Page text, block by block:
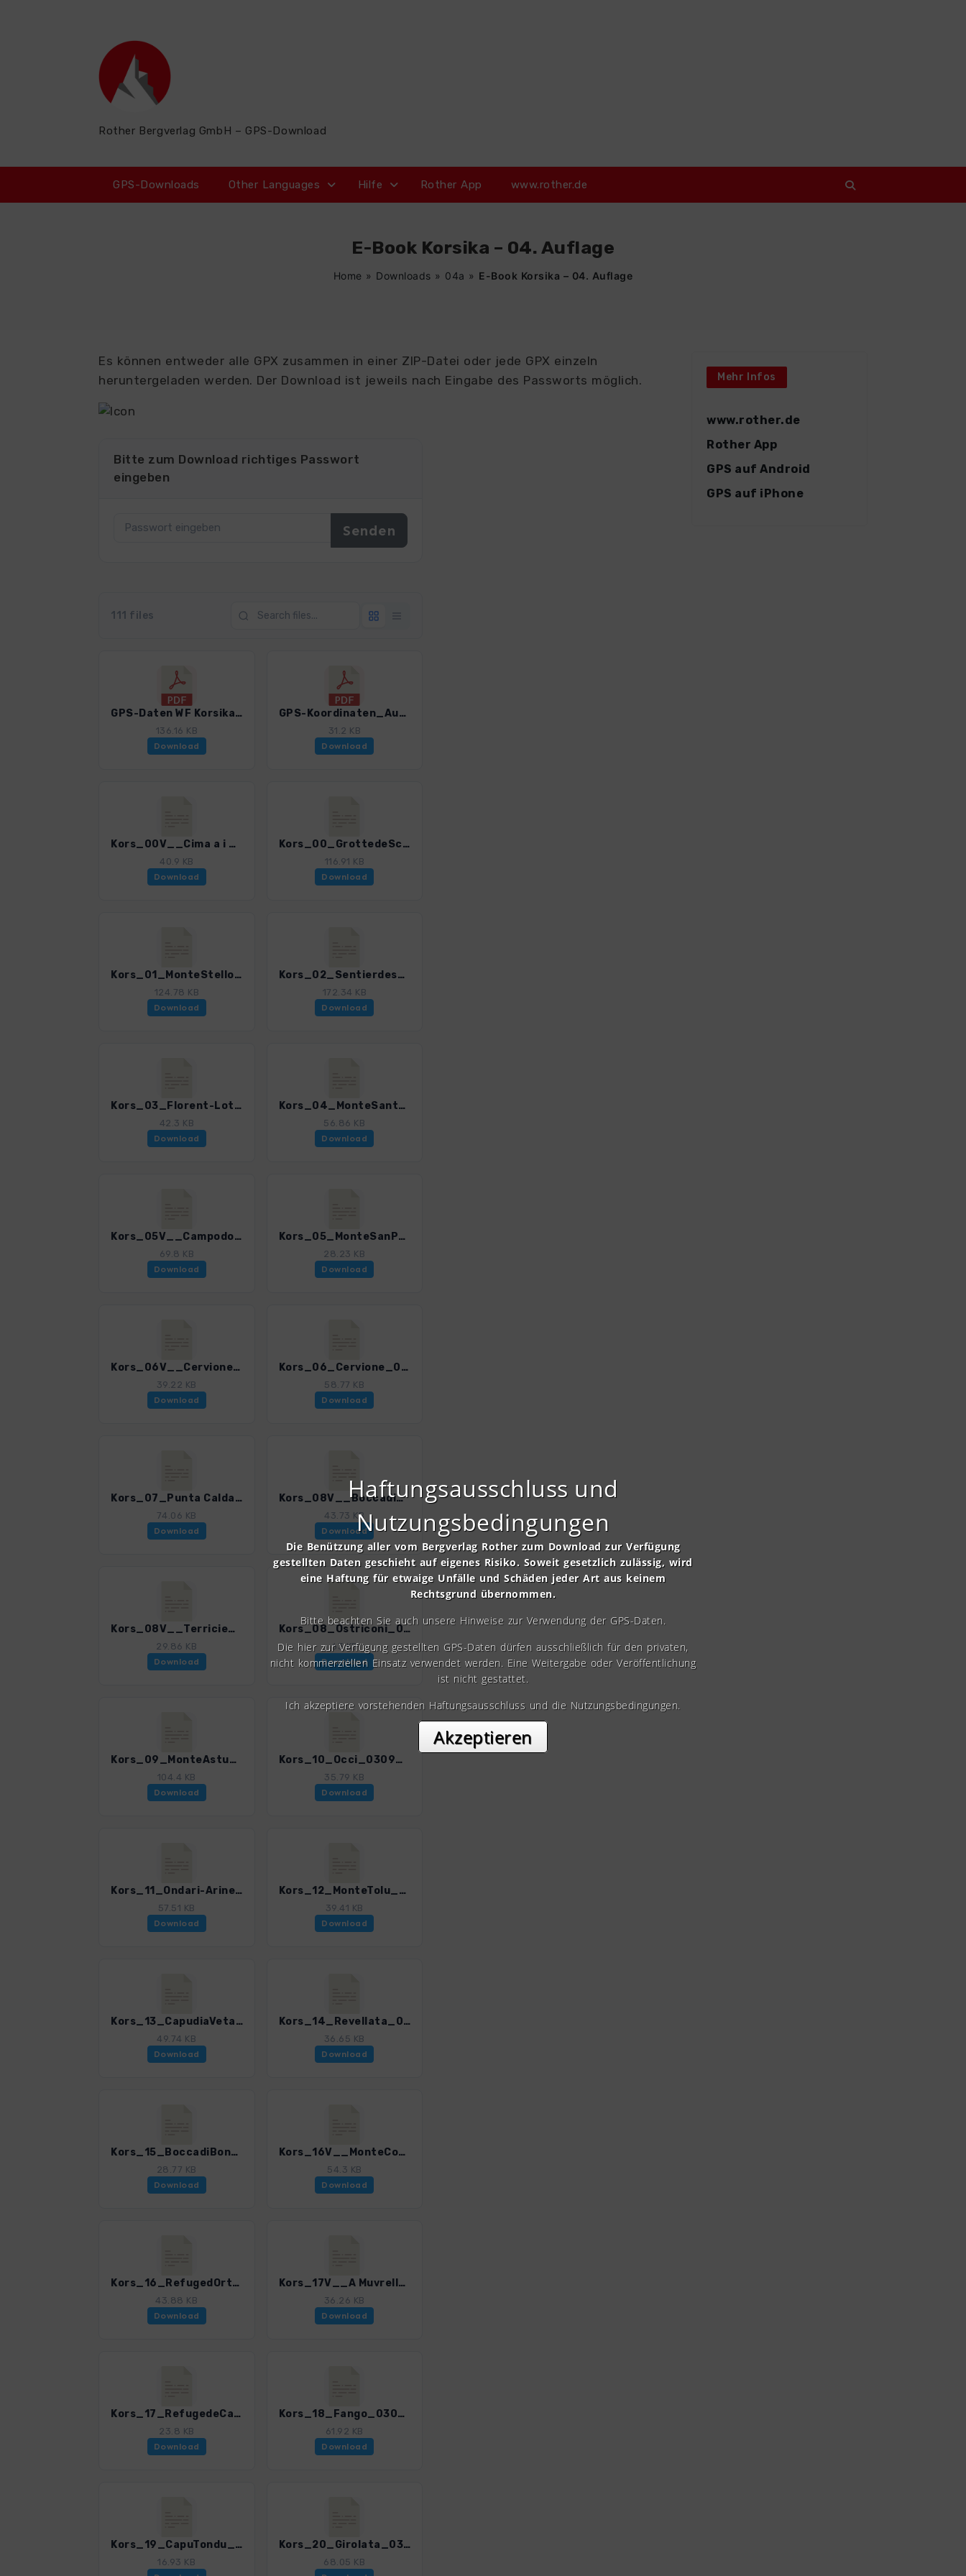
Rother Bergverlag GmbH – GPS-Download
GPS-Downloads Other Languages Hilfe Rother App www.rother.de
E-Book Korsika – 04. Auflage
Home » Downloads » 04a » E-Book Korsika – 04. Auflage
Es können entweder alle GPX zusammen in einer ZIP-Datei oder jede GPX einzeln
heruntergeladen werden. Der Download ist jeweils nach Eingabe des Passworts möglich.
Bitte zum Download richtiges Passwort
eingeben
111 files
GPS-Daten WF Korsika - Haftungsausschluss, Nutzungsbedingungen und Hinweise_0309_4.pdf
136.16 KB
Download
GPS-Koordinaten_Ausgangspunkte_WF_Korsika_0309_4.pdf
31.2 KB
Download
Kors_00V__Cima a i Mori_0309_4.gpx
40.9 KB
Download
Kors_00_GrottedeScaffa_0309_4.gpx
116.91 KB
Download
Kors_01_MonteStello_0309_4.gpx
124.78 KB
Download
Kors_02_SentierdesDouaniers_0309_4.gpx
172.34 KB
Download
Kors_03_Florent-Loto_0309_4.gpx
42.3 KB
Download
Kors_04_MonteSantAngelu_0309_4.gpx
56.86 KB
Download
Kors_05V__Campodonico-MonteSanPetrone_0309_4.gpx
69.8 KB
Download
Kors_05_MonteSanPetrone_0309_4.gpx
28.23 KB
Download
Kors_06V__Cervione_0309_4.gpx
39.22 KB
Download
Kors_06_Cervione_0309_4.gpx
58.77 KB
Download
Kors_07_Punta Caldane_0309_4.gpx
74.06 KB
Download
Kors_08V__BoccadiMercuriu_0309_4.gpx
43.73 KB
Download
Kors_08V__Terricie_0309_4.gpx
29.86 KB
Download
Kors_08_Ostriconi_0309_4.gpx
63 KB
Download
Kors_09_MonteAstu_0309_4.gpx
104.4 KB
Download
Kors_10_Occi_0309_4.gpx
35.79 KB
Download
Kors_11_Ondari-Arinella-Lumio-Algajola_0309_4.gpx
57.51 KB
Download
Kors_12_MonteTolu_0309_4.gpx
39.41 KB
Download
Kors_13_CapudiaVeta_0309_4.gpx
49.74 KB
Download
Kors_14_Revellata_0309_4.gpx
36.65 KB
Download
Kors_15_BoccadiBonassa_0309_4.gpx
28.77 KB
Download
Kors_16V__MonteCorona_0309_4.gpx
54.3 KB
Download
Kors_16_RefugedOrtu_0309_4.gpx
43.88 KB
Download
Kors_17V__A Muvrella_0309_4.gpx
36.26 KB
Download
Kors_17_RefugedeCarrozzu_0309_4.gpx
23.8 KB
Download
Kors_18_Fango_0309_4.gpx
61.92 KB
Download
Kors_19_CapuTondu_0309_4.gpx
16.93 KB
Kors_20_Girolata_0309_4.gpx
68.05 KB
Mehr Infos
www.rother.de
Rother App
GPS auf Android
GPS auf iPhone
Haftungsausschluss und
Nutzungsbedingungen
Die Benützung aller vom Bergverlag Rother zum Download zur Verfügung
gestellten Daten geschieht auf eigenes Risiko. Soweit gesetzlich zulässig, wird
eine Haftung für etwaige Unfälle und Schäden jeder Art aus keinem
Rechtsgrund übernommen.
Bitte beachten Sie auch unsere Hinweise zur Verwendung der GPS-Daten.
Die hier zur Verfügung gestellten GPS-Daten dürfen ausschließlich für den privaten,
nicht kommerziellen Einsatz verwendet werden. Eine Weitergabe oder Veröffentlichung
ist nicht gestattet.
Ich akzeptiere vorstehenden Haftungsausschluss und die Nutzungsbedingungen.
Akzeptieren